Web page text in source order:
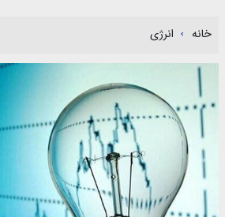
خانه انرژی